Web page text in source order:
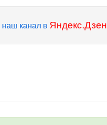
наш канал в Яндекс.Дзен